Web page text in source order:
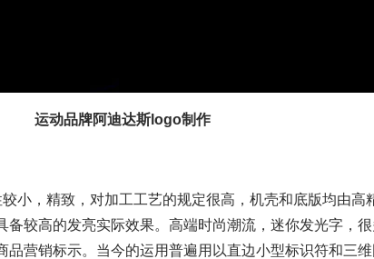
运动品牌阿迪达斯logo制作
小，精致，对加工工艺的规定很高，机壳和底版均由高
备较高的发亮实际效果。高端时尚潮流，迷你发光字，
品营销标示。当今的运用普遍用以直边小型标识符和三